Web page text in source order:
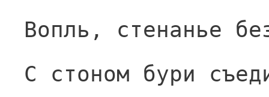
Вопль, стенанье
С стоном бури